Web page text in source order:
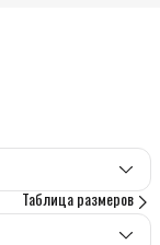
Таблица размеров